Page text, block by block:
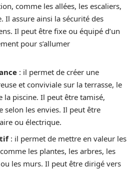
comme les allées, les escaliers,
Il assure ainsi la sécurité des
Il peut être fixe ou équipé d’un
pour s’allumer
: il permet de créer une
et conviviale sur la terrasse, le
la piscine. Il peut être tamisé,
selon les envies. Il peut être
ou électrique.
: il permet de mettre en valeur les
les plantes, les arbres, les
les murs. Il peut être dirigé vers